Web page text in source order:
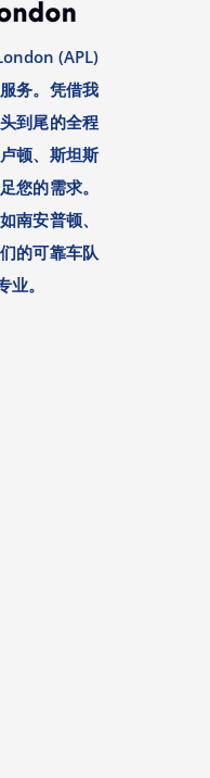
(APL)
务。凭借我
到尾的全程
顿、斯坦斯
您的需求。
南安普顿、
的可靠车队
。